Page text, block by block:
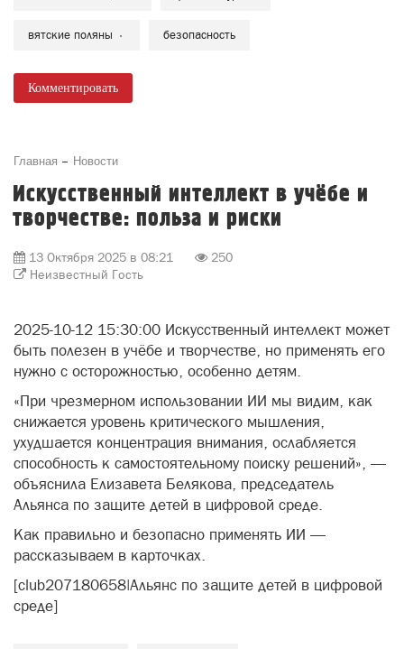
вятские поляны безопасность
Комментировать
Главная Новости
Искусственный интеллект в учёбе и
творчестве: польза и риски
13 Октября 2025 в 08:21
250
Неизвестный Гость
« »